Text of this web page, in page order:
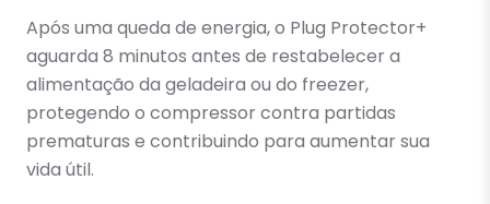
Após uma queda de energia, o Plug Protector+
aguarda 8 minutos antes de restabelecer a
alimentação da geladeira ou do freezer,
protegendo o compressor contra partidas
prematuras e contribuindo para aumentar sua
vida útil.